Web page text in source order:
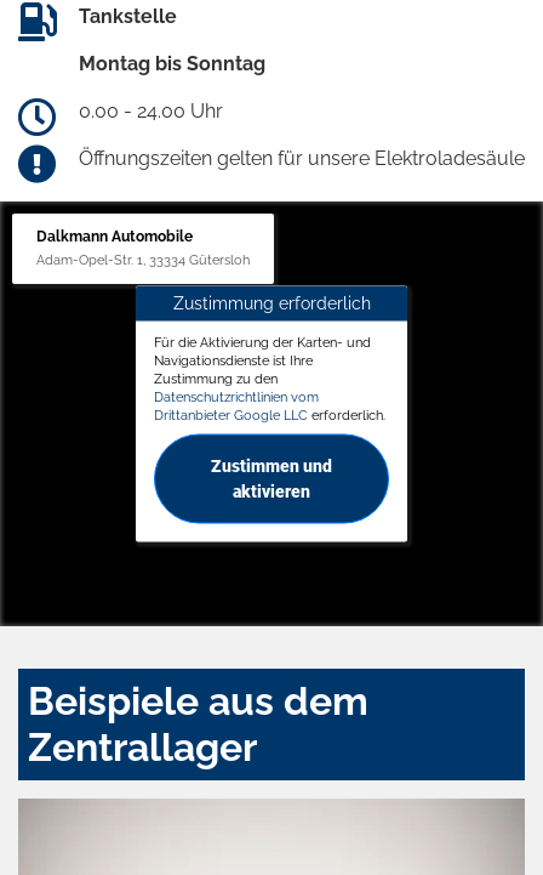
Tankstelle
Montag bis Sonntag
0.00 - 24.00 Uhr
Öffnungszeiten gelten für unsere Elektroladesäule
Dalkmann Automobile
Adam-Opel-Str. 1, 33334 Gütersloh
Zustimmung erforderlich
Für die Aktivierung der Karten- und
Navigationsdienste ist Ihre
Zustimmung zu den
Datenschutzrichtlinien vom
Drittanbieter Google LLC erforderlich.
Zustimmen und
aktivieren
Beispiele aus dem
Zentrallager